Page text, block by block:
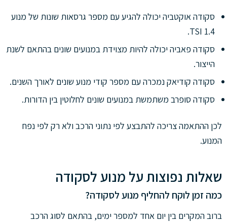
סקודה אוקטביה יכולה להגיע עם מספר גרסאות שונות של מנוע
1.4 TSI.
סקודה פאביה יכולה להיות מצוידת במנועים שונים בהתאם לשנת
הייצור.
סקודה קודיאק נמכרה עם מספר קודי מנוע שונים לאורך השנים.
סקודה סופרב משתמשת במנועים שונים לחלוטין בין הדורות.
לכן ההתאמה צריכה להתבצע לפי נתוני הרכב ולא רק לפי נפח
המנוע.
שאלות נפוצות על מנוע לסקודה
כמה זמן לוקח להחליף מנוע לסקודה?
ברוב המקרים בין יום אחד למספר ימים, בהתאם לסוג הרכב